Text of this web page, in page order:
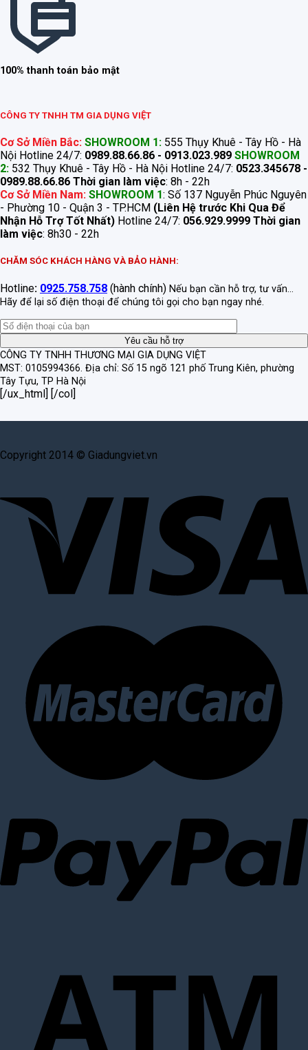
100% thanh toán bảo mật
CÔNG TY TNHH TM GIA DỤNG VIỆT
Cơ Sở Miền Bắc: SHOWROOM 1: 555 Thụy Khuê - Tây Hồ - Hà
Nội Hotline 24/7: 0989.88.66.86 - 0913.023.989 SHOWROOM
2: 532 Thụy Khuê - Tây Hồ - Hà Nội Hotline 24/7: 0523.345678 -
0989.88.66.86 Thời gian làm việc: 8h - 22h
Cơ Sở Miền Nam: SHOWROOM 1: Số 137 Nguyễn Phúc Nguyên
- Phường 10 - Quận 3 - TP.HCM (Liên Hệ trước Khi Qua Để
Nhận Hỗ Trợ Tốt Nhất) Hotline 24/7: 056.929.9999 Thời gian
làm việc: 8h30 - 22h
CHĂM SÓC KHÁCH HÀNG VÀ BẢO HÀNH:
Hotline: 0925.758.758 (hành chính) Nếu bạn cần hỗ trợ, tư vấn...
Hãy để lại số điện thoại để chúng tôi gọi cho bạn ngay nhé.
CÔNG TY TNHH THƯƠNG MẠI GIA DỤNG VIỆT
MST: 0105994366. Địa chỉ: Số 15 ngõ 121 phố Trung Kiên, phường
Tây Tựu, TP Hà Nội
[/ux_html] [/col]
Copyright 2014 © Giadungviet.vn